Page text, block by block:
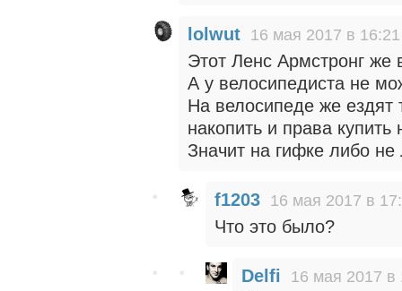
lolwut 16 мая 2017 в 16:21
Этот Ленс Армстронг же
А у велосипедиста не
На велосипеде же ездят
накопить и права купить
Значит на гифке либо не
f1203 16 мая 2017 в
Что это было?
Delfi 16 мая 2017 в